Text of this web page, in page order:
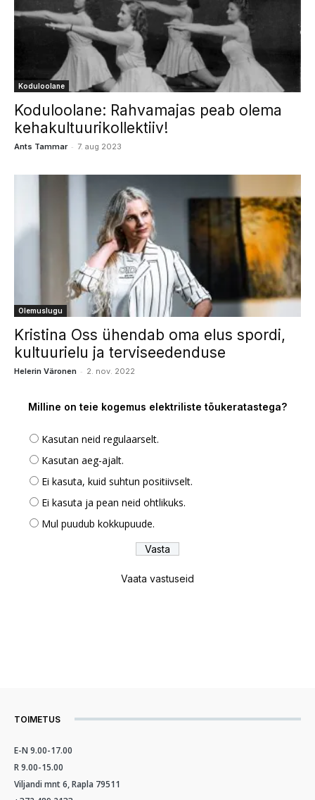
Koduloolane
Koduloolane: Rahvamajas peab olema
kehakultuurikollektiiv!
Ants Tammar - 7. aug 2023
Olemuslugu
Kristina Oss ühendab oma elus spordi,
kultuurielu ja terviseedenduse
Helerin Väronen - 2. nov. 2022
Milline on teie kogemus elektriliste tõukeratastega?
Kasutan neid regulaarselt.
Kasutan aeg-ajalt.
Ei kasuta, kuid suhtun positiivselt.
Ei kasuta ja pean neid ohtlikuks.
Mul puudub kokkupuude.
Vaata vastuseid
TOIMETUS
E-N 9.00-17.00
R 9.00-15.00
Viljandi mnt 6, Rapla 79511